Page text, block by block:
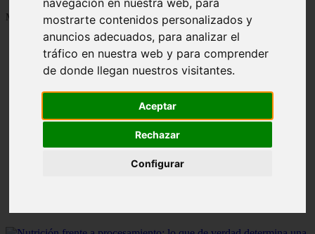
mostrarte contenidos personalizados y
anuncios adecuados, para analizar el
tráfico en nuestra web y para comprender
de donde llegan nuestros visitantes.
Aceptar
Rechazar
Configurar
Mostrando 1 - 24 de 1287 artículos
Contraindicaciones del espino amarillo: conocelas
ahora